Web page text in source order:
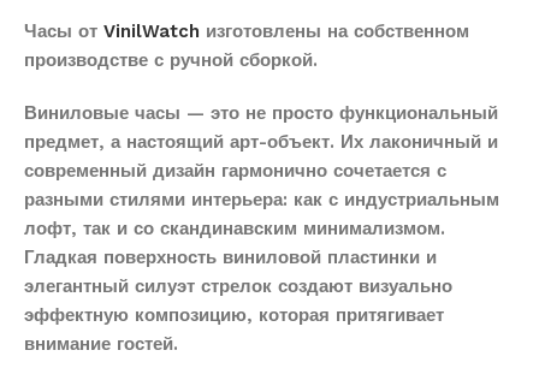
Часы от VinilWatch изготовлены на собственном
производстве с ручной сборкой.
Виниловые часы — это не просто функциональный
предмет, а настоящий арт-объект. Их лаконичный и
современный дизайн гармонично сочетается с
разными стилями интерьера: как с индустриальным
лофт, так и со скандинавским минимализмом.
Гладкая поверхность виниловой пластинки и
элегантный силуэт стрелок создают визуально
эффектную композицию, которая притягивает
внимание гостей.